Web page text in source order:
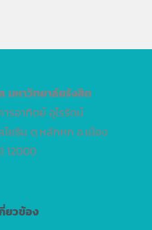
มหาวิทยาลัยรังสิต
รอาทิตย์ อุไรรัตน์
ยธิน ต.หลักหก อ.เมือง
12000
ยวข้อง